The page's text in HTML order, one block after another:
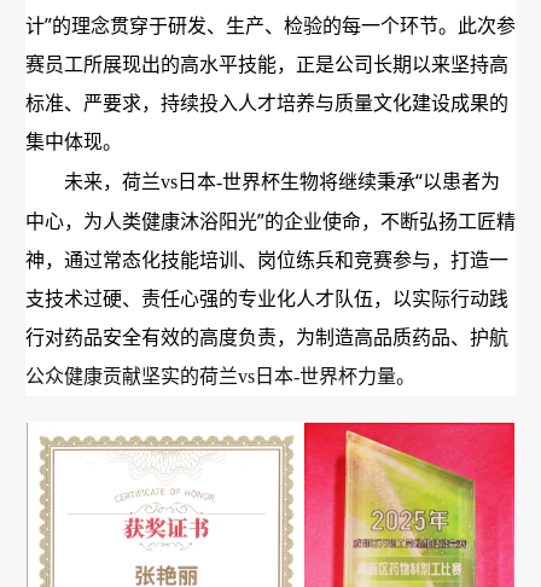
计”的理念贯穿于研发、生产、检验的每一个环节。此次参
赛员工所展现出的高水平技能，正是公司长期以来坚持高
标准、严要求，持续投入人才培养与质量文化建设成果的
集中体现。
未来，荷兰vs日本-世界杯生物将继续秉承“以患者为
中心，为人类健康沐浴阳光”的企业使命，不断弘扬工匠精
神，通过常态化技能培训、岗位练兵和竞赛参与，打造一
支技术过硬、责任心强的专业化人才队伍，以实际行动践
行对药品安全有效的高度负责，为制造高品质药品、护航
公众健康贡献坚实的荷兰vs日本-世界杯力量。